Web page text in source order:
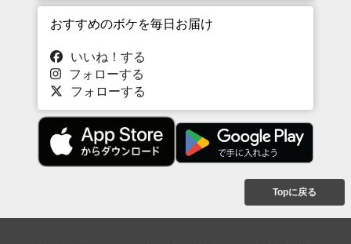
おすすめのボケを毎日お届け
いいね！する
フォローする
フォローする
Topに戻る